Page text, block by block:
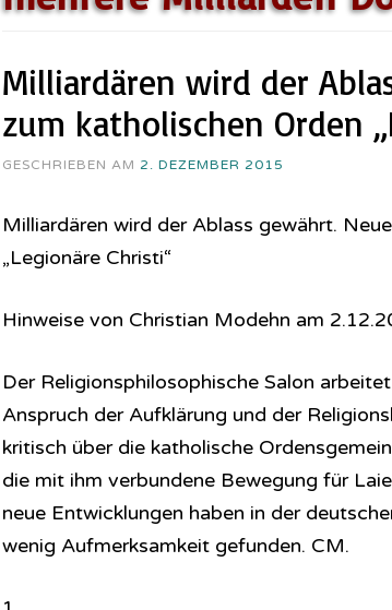
Milliardären wird der
zum katholischen Orden
GESCHRIEBEN AM 2. DEZEMBER 2015
Milliardären wird der Ablass gewährt.
„Legionäre Christi“
Hinweise von Christian Modehn am
Der Religionsphilosophische Salon
Anspruch der Aufklärung und der
kritisch über die katholische
die mit ihm verbundene Bewegung für
neue Entwicklungen haben in der
wenig Aufmerksamkeit gefunden. CM.